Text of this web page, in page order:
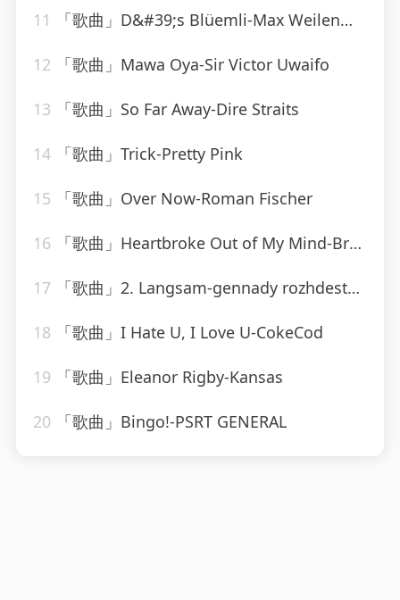
11 「歌曲」D&#39;s Blüemli-Max Weilenmann Mit Seinen Volksmusikanten
12 「歌曲」Mawa Oya-Sir Victor Uwaifo
13 「歌曲」So Far Away-Dire Straits
14 「歌曲」Trick-Pretty Pink
15 「歌曲」Over Now-Roman Fischer
16 「歌曲」Heartbroke Out of My Mind-Brooks & Dunn
17 「歌曲」2. Langsam-gennady rozhdestvensky、jean martinon、Paris Conservatoire Orchestra
18 「歌曲」I Hate U, I Love U-CokeCod
19 「歌曲」Eleanor Rigby-Kansas
20 「歌曲」Bingo!-PSRT GENERAL